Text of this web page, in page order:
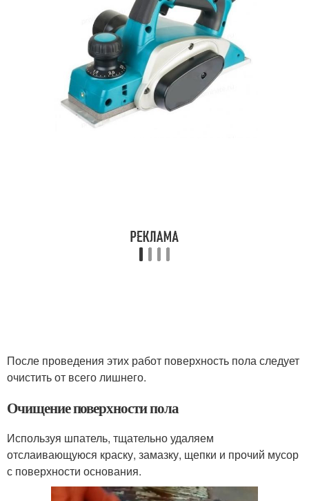
После проведения этих работ поверхность пола следует
очистить от всего лишнего.
Очищение поверхности пола
Используя шпатель, тщательно удаляем
отслаивающуюся краску, замазку, щепки и прочий мусор
с поверхности основания.